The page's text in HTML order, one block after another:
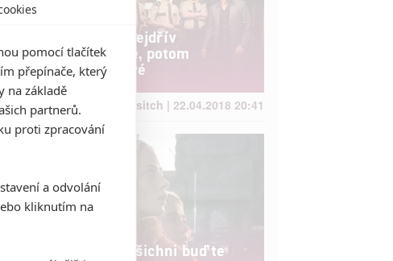
Box Office: Nejdřív
Superpoldové, potom
superhrdinové
Brousitch | 22.04.2018 20:41
Box Office: Všichni buďte
pomocí tlačítek
přepínače, který
na základě
partnerů.
proti zpracování
a odvolání
kliknutím na